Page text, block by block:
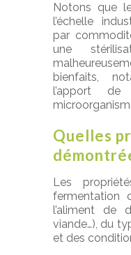
Notons que
l’échelle
par
une
bienfaits,
l’apport
Quelles
Les
fermentation
l’aliment de
viande…), du
et des